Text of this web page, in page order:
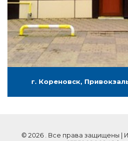
г. Кореновск,
© 2026 . Все права защищены |